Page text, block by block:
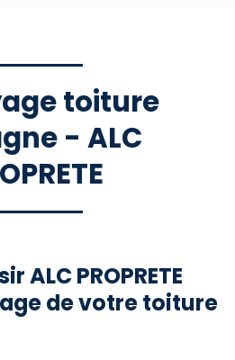
toiture
- ALC
ALC PROPRETE
de votre toiture